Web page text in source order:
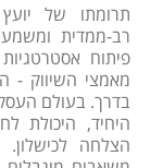
רב-ממדית
פיתוח
מאמצי השיווק -
בדרך. בעולם
היחיד, היכולת